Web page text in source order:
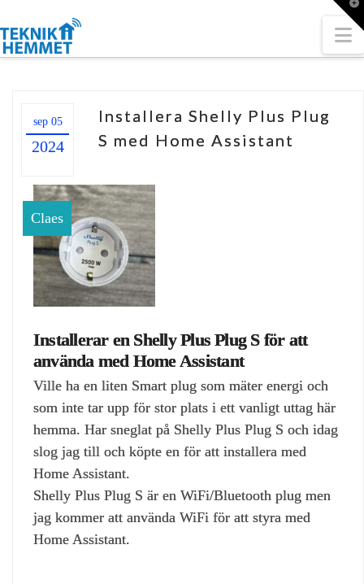
sep 05
2024
Installera Shelly Plus Plug
S med Home Assistant
Claes
Installerar en Shelly Plus Plug S för att
använda med Home Assistant
Ville ha en liten Smart plug som mäter energi och
som inte tar upp för stor plats i ett vanligt uttag här
hemma. Har sneglat på Shelly Plus Plug S och idag
slog jag till och köpte en för att installera med
Home Assistant.
Shelly Plus Plug S är en WiFi/Bluetooth plug men
jag kommer att använda WiFi för att styra med
Home Assistant.